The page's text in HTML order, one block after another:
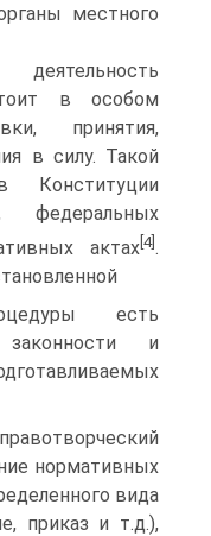
местного
в особом
принятия,
в силу. Такой
Конституции
федеральных
актах[4].
есть
законности и
нормативных
вида
приказ и т.д.),